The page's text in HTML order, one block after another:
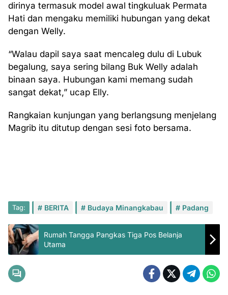
dirinya termasuk model awal tingkuluak Permata
Hati dan mengaku memiliki hubungan yang dekat
dengan Welly.
“Walau dapil saya saat mencaleg dulu di Lubuk
begalung, saya sering bilang Buk Welly adalah
binaan saya. Hubungan kami memang sudah
sangat dekat,” ucap Elly.
Rangkaian kunjungan yang berlangsung menjelang
Magrib itu ditutup dengan sesi foto bersama.
Tag: BERITA Budaya Minangkabau Padang
Rumah Tangga Pangkas Tiga Pos Belanja
Utama